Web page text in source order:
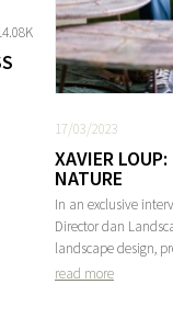
17/03/2023
XAVIER
NATURE
In an exclusive
Director dan
landscape design,
read more